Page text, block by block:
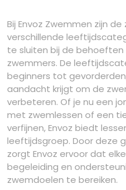
Bij Envoz Zwemmen zijn
verschillende
te sluiten bij de behoeften
zwemmers. De
beginners tot
aandacht krijgt om de
verbeteren. Of je nu een
met zwemlessen of een
verfijnen, Envoz biedt
leeftijdsgroep. Door deze
zorgt Envoz ervoor dat
begeleiding en
zwemdoelen te bereiken.